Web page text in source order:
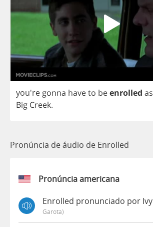
you're gonna haveto beenrolled as
Big Creek.
Pronúncia de áudio de Enrolled
Pronúncia americana
Enrolled pronunciado por Ivy
Garota)